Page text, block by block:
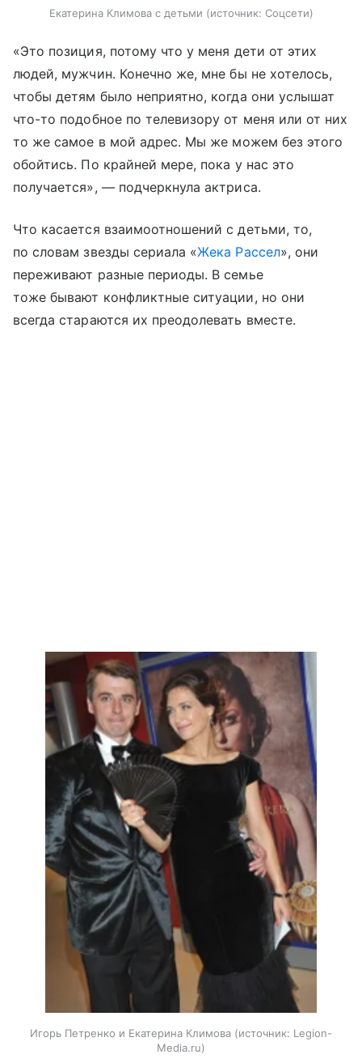
Екатерина Климова с детьми источник: Соцсети
«Это позиция, потому что у меня дети от этих
людей, мужчин. Конечно же, мне бы не хотелось,
чтобы детям было неприятно, когда они услышат
что-то подобное по телевизору от меня или от них
то же самое в мой адрес. Мы же можем без этого
обойтись. По крайней мере, пока у нас это
получается», — подчеркнула актриса.
Что касается взаимоотношений с детьми, то,
по словам звезды сериала «Жека Рассел», они
переживают разные периоды. В семье
тоже бывают конфликтные ситуации, но они
всегда стараются их преодолевать вместе.
Игорь Петренко и Екатерина Климова источник: Legion-
Media.ru